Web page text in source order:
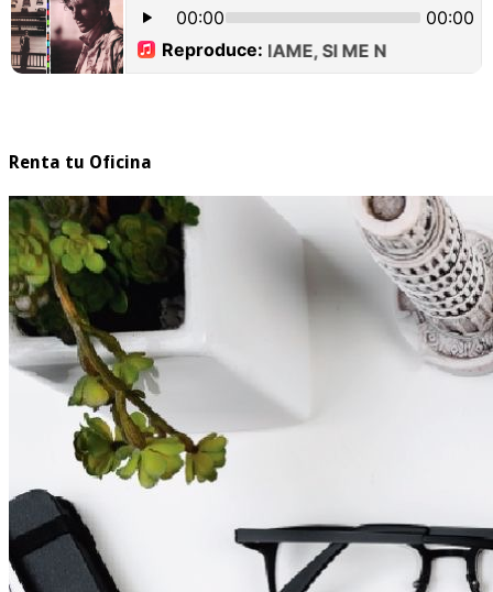
Renta tu Oficina